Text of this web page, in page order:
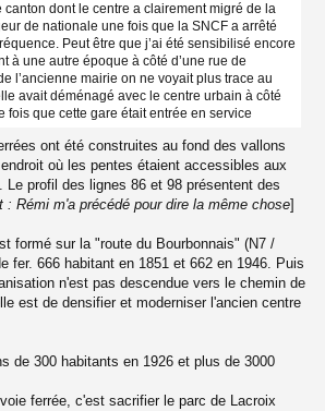
canton dont le centre a clairement migré de la
de nationale une fois que la SNCF a arrêté
Peut être que j’ai été sensibilisé encore
à une autre époque à côté d’une rue de
l’ancienne mairie on ne voyait plus trace au
avait déménagé avec le centre urbain à côté
fois que cette gare était entrée en service
ont été construites au fond des vallons
où les pentes étaient accessibles aux
Le profil des lignes 86 et 98 présentent des
: Rémi m'a précédé pour dire la même chose]
formé sur la "route du Bourbonnais" (N7 /
fer. 666 habitant en 1851 et 662 en 1946. Puis
n'est pas descendue vers le chemin de
est de densifier et moderniser l'ancien centre
de 300 habitants en 1926 et plus de 3000
ferrée, c'est sacrifier le parc de Lacroix